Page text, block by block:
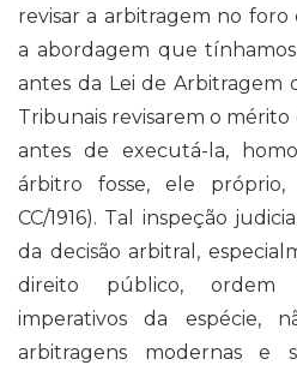
revisar a arbitragem no foro
a abordagem que
antes da Lei de Arbitragem
Tribunais revisarem o mérito
antes de executá-la,
árbitro fosse, ele próprio,
CC/1916). Tal inspeção
da decisão arbitral,
direito público,
imperativos da espécie,
arbitragens modernas e